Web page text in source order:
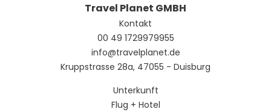
Travel Planet GMBH
Kontakt
00 49 1729979955
info@travelplanet.de
Kruppstrasse 28a, 47055 - Duisburg
Unterkunft
Flug + Hotel